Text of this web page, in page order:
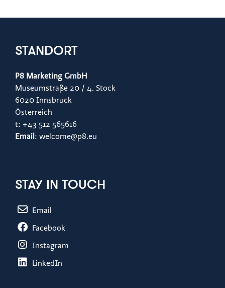
STANDORT
P8 Marketing GmbH
Museumstraße 20 / 4. Stock
6020 Innsbruck
Österreich
t: +43 512 565616
Email : welcome@p8.eu
STAY IN TOUCH
Email
Facebook
Instagram
LinkedIn